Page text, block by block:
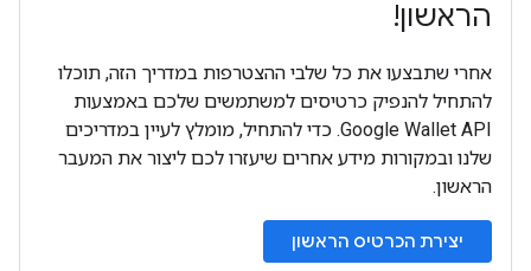
הראשון!
אחרי שתבצעו את כל שלבי ההצטרפות במדריך הזה, תוכלו
להתחיל להנפיק כרטיסים למשתמשים שלכם באמצעות
Google Wallet API. כדי להתחיל, מומלץ לעיין במדריכים
שלנו ובמקורות מידע אחרים שיעזרו לכם ליצור את המעבר
הראשון.
יצירת הכרטיס הראשון